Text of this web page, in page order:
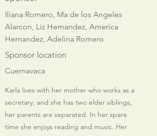
Iliana Romero, Ma de los Angeles
Alarcon, Liz Hernandez, America
Hernandez, Adelina Romero
Sponsor location
Cuernavaca
Karla lives with her mother who works as a
secretary, and she has two elder siblings,
her parents are separated. In her spare
time she enjoys reading and music. Her